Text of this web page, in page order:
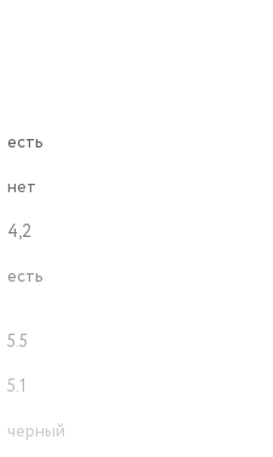
есть
нет
4,2
есть
5.5
5.1
черный